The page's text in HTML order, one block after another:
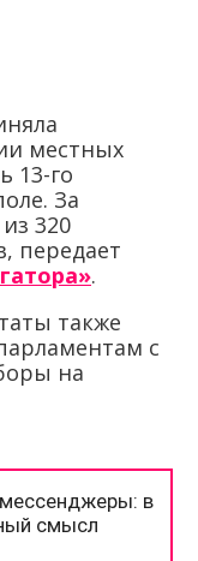
местных
13-го
За
320
передает
.
также
с
на